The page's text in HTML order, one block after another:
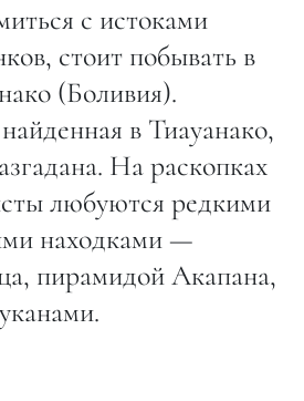
с истоками
стоит побывать в
(Боливия).
в Тиауанако,
На раскопках
любуются редкими
находками —
пирамидой Акапана,